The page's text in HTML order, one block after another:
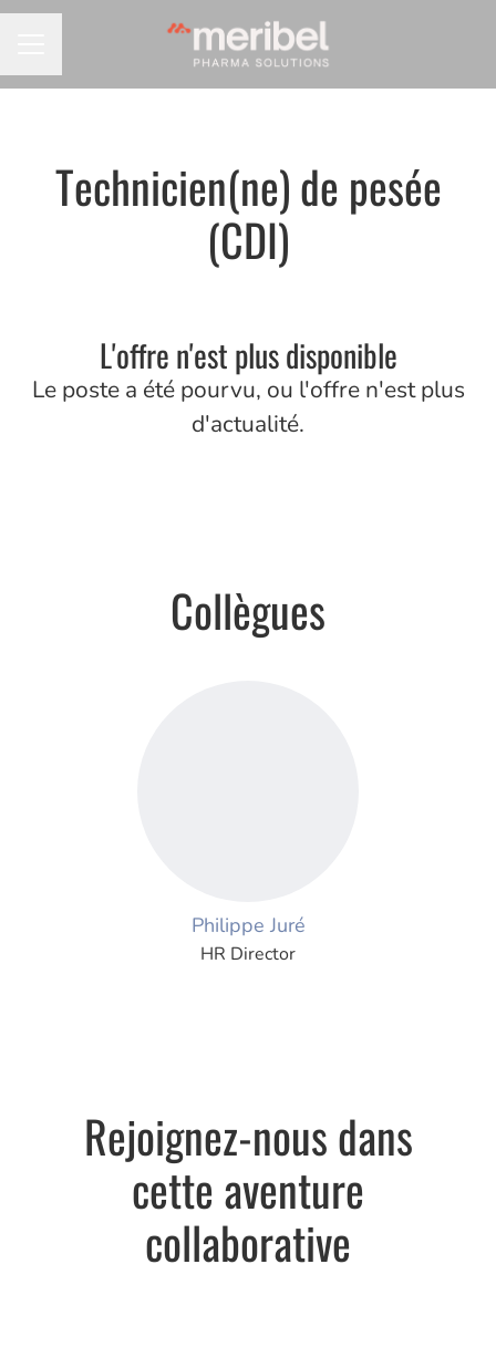
Technicien(ne) de pesée
(CDI)
L'offre n'est plus disponible
Le poste a été pourvu, ou l'offre n'est plus
d'actualité.
Collègues
Philippe Juré
HR Director
Rejoignez-nous dans
cette aventure
collaborative